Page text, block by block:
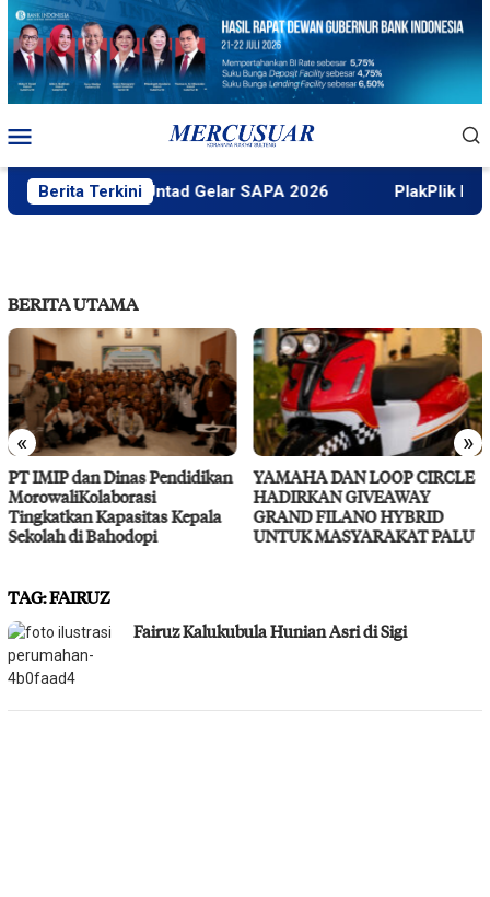
Loncat
konten
Mobile
Berita Terkini
Faktek Untad Gelar SAPA 2026 PlakPlik
BERITA UTAMA
« »
YAMAHA DAN LOOP CIRCLE
HADIRKAN GIVEAWAY
GRAND FILANO HYBRID
UNTUK MASYARAKAT PALU
RS Pendidikan Untad Gelar
Layanan Kesehatan Gratis
TAG:FAIRUZ
Fairuz Kalukubula Hunian Asri di Sigi